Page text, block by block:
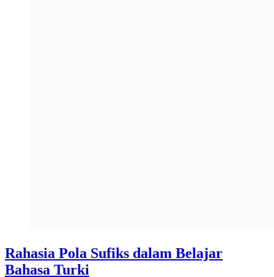
Rahasia Pola Sufiks dalam Belajar
Bahasa Turki